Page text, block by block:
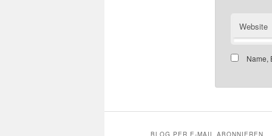
Website
Name,
BLOG PER E-MAIL ABONNIEREN